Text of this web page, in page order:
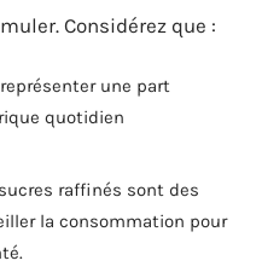
Considérez que :
une part
quotidien
raffinés sont des
la consommation pour